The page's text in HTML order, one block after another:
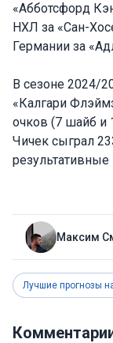
«Абботсфорд
НХЛ за «Сан-
Германии за
В сезоне 2024/
«Калгари
очков (7 шайб и
Чичек сыграл
результативные
Максим
Лучшие прогнозы